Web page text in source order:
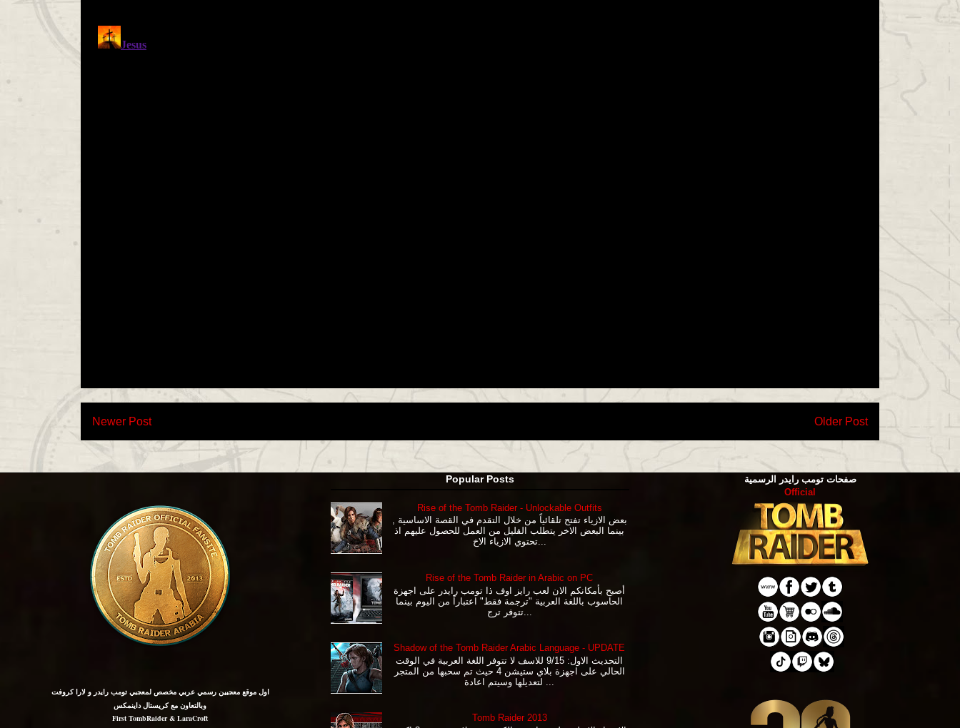
Newer Post Older Post
اول موقع معجبين رسمي عربي مخصص لمعجبي تومب رايدر و لارا كروفت
وبالتعاون مع كريستال داينمكس
First TombRaider & LaraCroft
Popular Posts
Rise of the Tomb Raider - Unlockable Outfits
بعض الازياء تفتح تلقائياً من خلال التقدم في القصة الاساسية ,
بينما البعض الاخر يتطلب القليل من العمل للحصول عليهم اذ
تحتوي الازياء الاخ...
Rise of the Tomb Raider in Arabic on PC
أصبح بأمكانكم الان لعب رايز اوف ذا تومب رايدر على اجهزة
الحاسوب باللغة العربية "ترجمة فقط" اعتباراً من اليوم بينما
تتوفر ترج...
Shadow of the Tomb Raider Arabic Language - UPDATE
التحديث الاول: 9/15 للاسف لا تتوفر اللغة العربية في الوقت
الحالي على اجهزة بلاي ستيشن 4 حيث تم سحبها من المتجر
Tomb Raider 2013
صفحات تومب رايدر الرسمية
Official